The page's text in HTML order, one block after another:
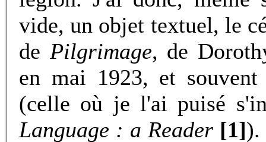
vide, un objet textuel, le
de Pilgrimage, de
en mai 1923, et souvent
(celle où je l'ai puisé
Language : a Reader [1]).